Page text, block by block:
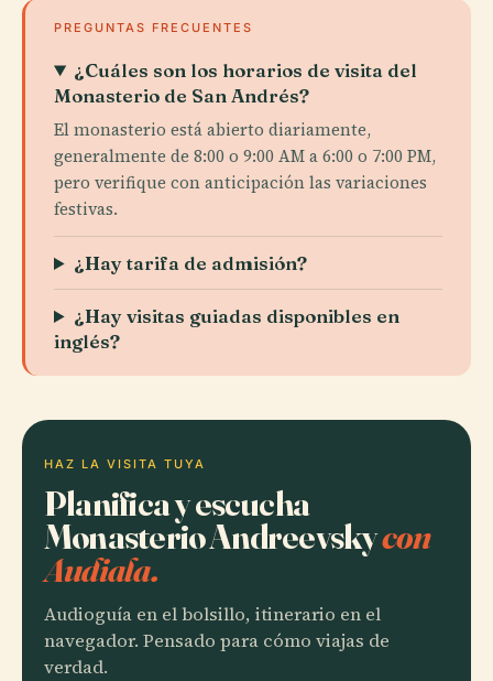
PREGUNTAS FRECUENTES
¿Cuáles son los horarios de visita del
Monasterio de San Andrés?
El monasterio está abierto diariamente,
generalmente de 8:00 o 9:00 AM a 6:00 o 7:00 PM,
pero verifique con anticipación las variaciones
festivas.
¿Hay tarifa de admisión?
¿Hay visitas guiadas disponibles en
inglés?
HAZ LA VISITA TUYA
Planifica y escucha
Monasterio Andreevskycon
Audiala.
Audioguía en el bolsillo, itinerario en el
navegador. Pensado para cómo viajas de
verdad.